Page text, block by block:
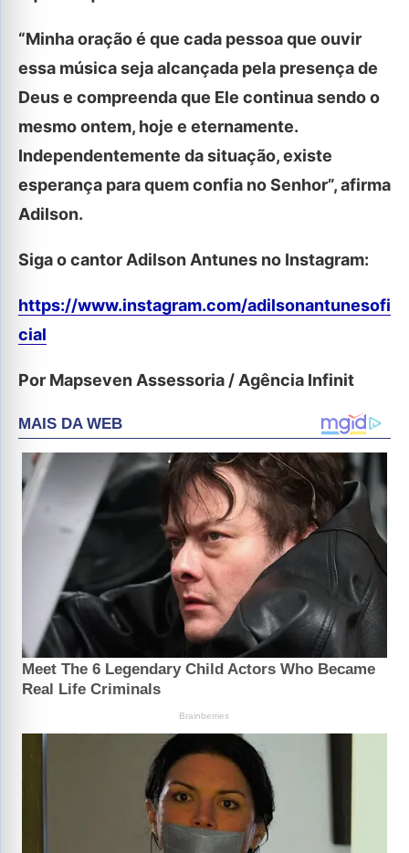
“Minha oração é que cada pessoa que ouvir
essa música seja alcançada pela presença de
Deus e compreenda que Ele continua sendo o
mesmo ontem, hoje e eternamente.
Independentemente da situação, existe
esperança para quem confia no Senhor”, afirma
Adilson.
Siga o cantor Adilson Antunes no Instagram:
https://www.instagram.com/adilsonantunesofi
cial
Por Mapseven Assessoria / Agência Infinit